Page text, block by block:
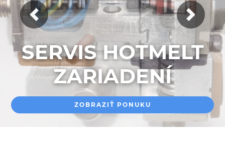
SERVIS HOTMELT
ZARIADENÍ
ZOBRAZIŤ PONUKU
SERVIS HOTMELT
ZARIADENÍ
ZOBRAZIŤ PONUKU
Poprzedni slajd